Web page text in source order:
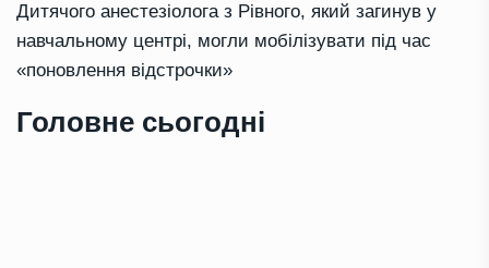
Дитячого анестезіолога з Рівного, який загинув у
навчальному центрі, могли мобілізувати під час
«поновлення відстрочки»
Головне сьогодні